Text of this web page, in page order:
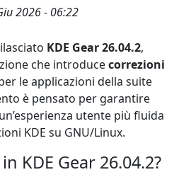
2026 - 06:22
KDE Gear 26.04.2,
che introducecorrezioni
le applicazioni della suite
è pensato per garantire
utente più fluida
KDE su GNU/Linux.
KDE Gear 26.04.2?